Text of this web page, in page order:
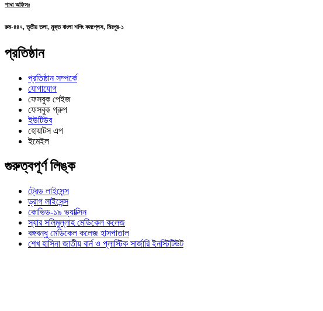
শাখা অফিসঃ
রুম-৪৪৭, তৃতীয় তলা, মুক্ত বাংলা শপিং কমপ্লেস, মিরপুর-১
প্রতিষ্ঠান
প্রতিষ্ঠান সম্পর্কে
যোগাযোগ
ফেসবুক পেইজ
ফেসবুক গ্রুপ
ইউটিউব
হোয়াটস এপ
ইমেইল
গুরুত্বপূর্ণ লিঙ্ক
ট্রেড লাইসেন্স
ড্রাগ লাইসেন্স
কোভিড-১৯ ভ্যাক্সিন
স্যার সলিমুল্লাহ মেডিকেল কলেজ
বঙ্গবন্ধু মেডিকেল কলেজ হাসপাতাল
শেখ হাসিনা জাতীয় বার্ন ও প্লাস্টিক সার্জারি ইনস্টিটিউট